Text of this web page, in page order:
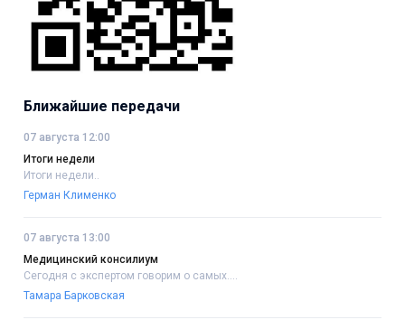
Ближайшие передачи
07 августа 12:00
Итоги недели
Итоги недели..
Герман Клименко
07 августа 13:00
Медицинский консилиум
Сегодня с экспертом говорим о самых....
Тамара Барковская